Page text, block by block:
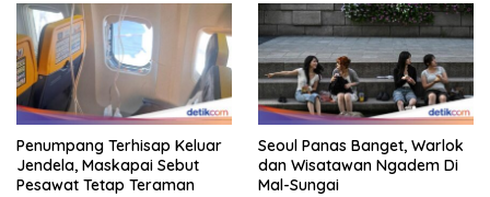
Penumpang Terhisap Keluar
Jendela, Maskapai Sebut
Pesawat Tetap Teraman
Seoul Panas Banget, Warlok
dan Wisatawan Ngadem Di
Mal-Sungai